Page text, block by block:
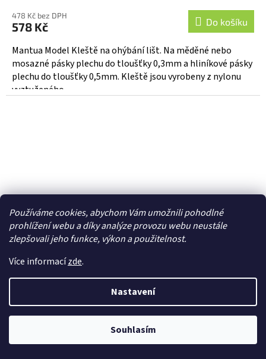
Používáme cookies, abychom Vám umožnili pohodlné
prohlížení webu a díky analýze provozu webu neustále
zlepšovali jeho funkce, výkon a použitelnost.
Více informacízde.
Nastavení
Souhlasím
478 Kč bez DPH
578 Kč Do košíku
Mantua Model Kleště na ohýbání lišt. Na měděné nebo
mosazné pásky plechu do tloušťky 0,3mm a hliníkové pásky
plechu do tloušťky 0,5mm. Kleště jsou vyrobeny z nylonu
vyztuženého...
Štípací kleště na kabely 6" stavitelné, krimpovací -